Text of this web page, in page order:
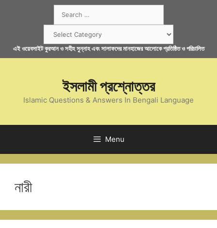
for:
এই ওয়েবসাইট কুরআন ও সহীহ সুন্নাহ এবং সালাফদের মানহাজের আলোকে প্রতিষ্ঠিত ও পরিচালিত
ইসলামী প্রশ্নোত্তর
Islamic Questions & Answers In Bengali Language
Menu
নারী